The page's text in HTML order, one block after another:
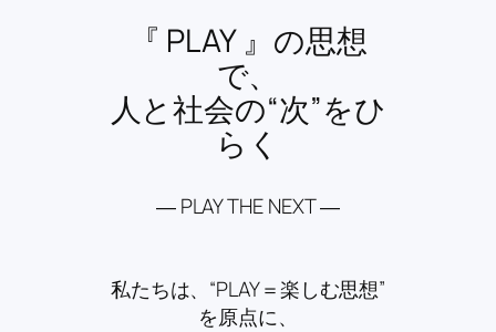
『 PLAY 』の思想
で、
人と社会の“次”をひ
らく
― PLAY THE NEXT ―
私たちは、“PLAY＝楽しむ思想”
を原点に、